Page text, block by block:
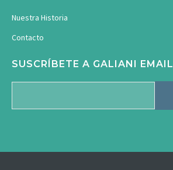
Nuestra Historia
Contacto
SUSCRÍBETE A GALIANI EMAIL